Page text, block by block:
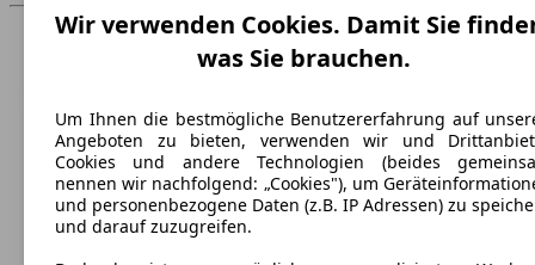
Wir verwenden Cookies. Damit Sie
was Sie brauchen.
Um Ihnen die bestmögliche Benutzererfahrung auf
Angeboten zu bieten, verwenden wir und
Cookies und andere Technologien (beides
nennen wir nachfolgend: „Cookies"), um
und personenbezogene Daten (z.B. IP Adressen) zu
und darauf zuzugreifen.